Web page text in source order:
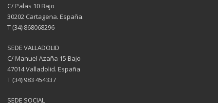
C/ Palas 10 Bajo
30202 Cartagena. España.
T (34) 868068296
SEDE VALLADOLID
C/ Manuel Azaña 15 Bajo
47014 Valladolid. España
T (34) 983 454337
SEDE SOCIAL